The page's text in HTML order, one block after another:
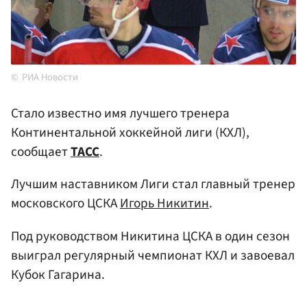
РИА Новости
Стало известно имя лучшего тренера
Континентальной хоккейной лиги (КХЛ),
сообщаетТАСС.
Лучшим наставником Лиги стал главный тренер
московского ЦСКАИгорь Никитин.
Под руководством Никитина ЦСКА в один сезон
выиграл регулярный чемпионат КХЛ и завоевал
Кубок Гагарина.